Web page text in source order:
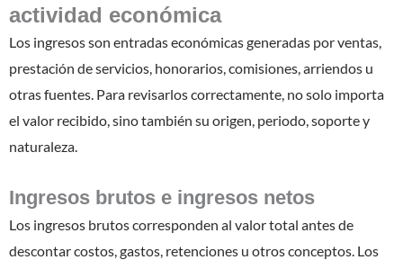
actividad económica
Los ingresos son entradas económicas generadas por ventas,
prestación de servicios, honorarios, comisiones, arriendos u
otras fuentes. Para revisarlos correctamente, no solo importa
el valor recibido, sino también su origen, periodo, soporte y
naturaleza.
Ingresos brutos e ingresos netos
Los ingresos brutos corresponden al valor total antes de
descontar costos, gastos, retenciones u otros conceptos. Los